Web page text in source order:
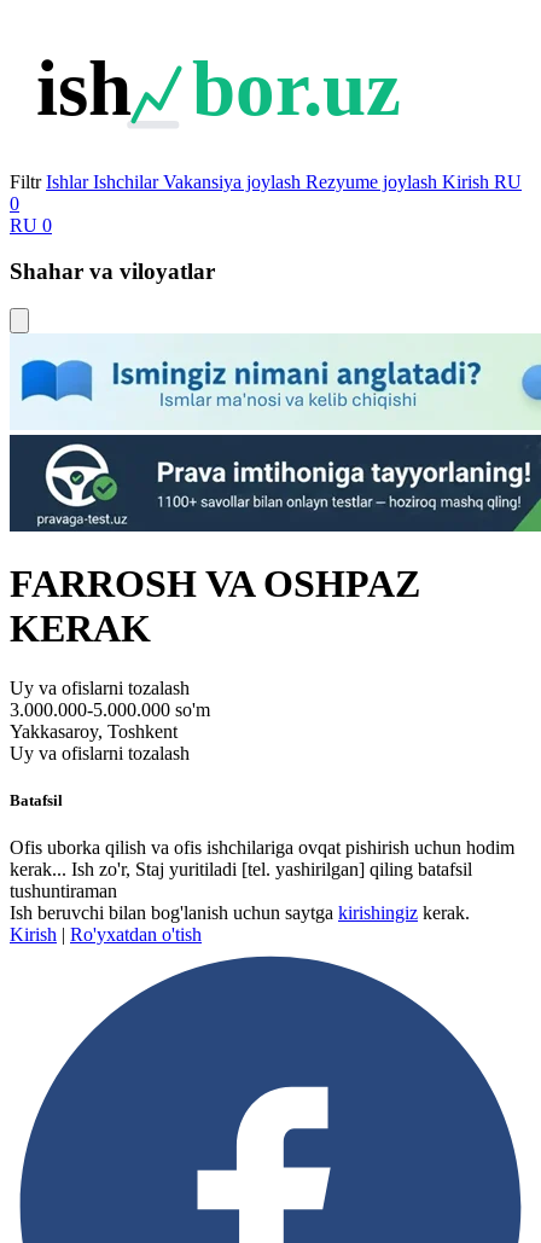
ish bor.uz
Filtr Ishlar Ishchilar Vakansiya joylash Rezyume joylash Kirish RU
0
RU 0
Shahar va viloyatlar
FARROSH VA OSHPAZ
KERAK
Uy va ofislarni tozalash
3.000.000-5.000.000 so'm
Yakkasaroy, Toshkent
Uy va ofislarni tozalash
Batafsil
Ofis uborka qilish va ofis ishchilariga ovqat pishirish uchun hodim
kerak... Ish zo'r, Staj yuritiladi [tel. yashirilgan] qiling batafsil
tushuntiraman
Ish beruvchi bilan bog'lanish uchun saytga kirishingiz kerak.
Kirish | Ro'yxatdan o'tish